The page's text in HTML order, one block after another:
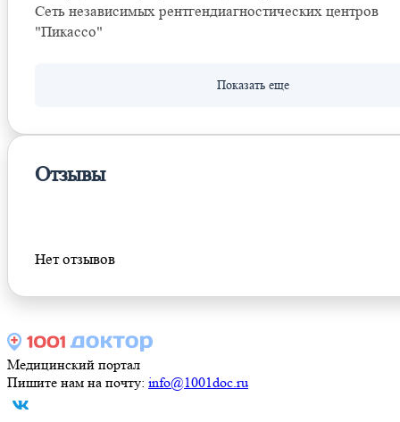
Сеть независимых рентгендиагностических центров
"Пикассо"
Отзывы
Нет отзывов
Медицинский портал
Пишите нам на почту: info@1001doc.ru